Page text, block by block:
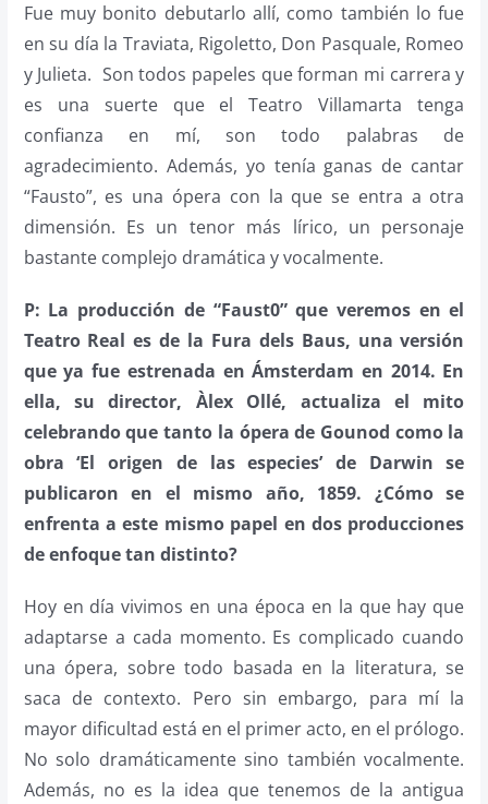
Fue muy bonito debutarlo allí, como también lo fue
en su día la Traviata, Rigoletto, Don Pasquale, Romeo
y Julieta. Son todos papeles que forman mi carrera y
es una suerte que el Teatro Villamarta tenga
confianza en mí, son todo palabras de
agradecimiento. Además, yo tenía ganas de cantar
“Fausto”, es una ópera con la que se entra a otra
dimensión. Es un tenor más lírico, un personaje
bastante complejo dramática y vocalmente.
P: La producción de “Faust0” que veremos en el
Teatro Real es de la Fura dels Baus, una versión
que ya fue estrenada en Ámsterdam en 2014. En
ella, su director, Àlex Ollé, actualiza el mito
celebrando que tanto la ópera de Gounod como la
obra ‘El origen de las especies’ de Darwin se
publicaron en el mismo año, 1859. ¿Cómo se
enfrenta a este mismo papel en dos producciones
de enfoque tan distinto?
Hoy en día vivimos en una época en la que hay que
adaptarse a cada momento. Es complicado cuando
una ópera, sobre todo basada en la literatura, se
saca de contexto. Pero sin embargo, para mí la
mayor dificultad está en el primer acto, en el prólogo.
No solo dramáticamente sino también vocalmente.
Además, no es la idea que tenemos de la antigua